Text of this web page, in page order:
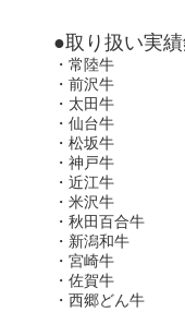
●取り扱い実
・常陸牛
・前沢牛
・太田牛
・仙台牛
・松坂牛
・神戸牛
・近江牛
・米沢牛
・秋田百合牛
・新潟和牛
・宮崎牛
・佐賀牛
・西郷どん牛